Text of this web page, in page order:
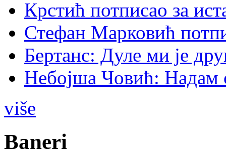
Крстић потписао за
Стефан Марковић
Бертанс: Дуле ми је
Небојша Човић: Надам
više
Baneri